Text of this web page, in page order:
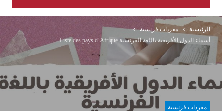
الرئيسية
مفردات فرنسية
أسماء الدول الأفريقية باللغة الفرنسية Liste des pays d’Afrique
مفردات فرنسية